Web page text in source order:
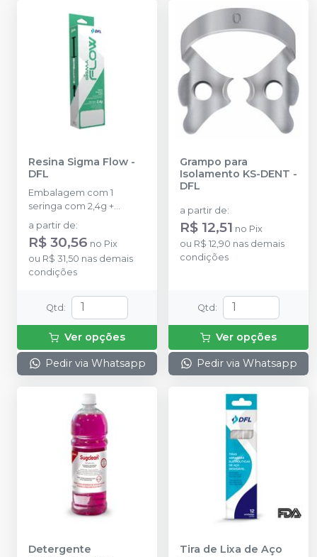
Resina Sigma Flow -
DFL
Embalagem com 1
seringa com 2,4g +
pontas aplicadoras.
a partir de:
R$ 30,56 no Pix
ou R$ 31,50 nas demais
condições
Qtd :
Ver opções
Pedir via Whatsapp
Grampo para
Isolamento KS-DENT -
DFL
a partir de:
R$ 12,51 no Pix
ou R$ 12,90 nas demais
condições
Qtd :
Ver opções
Pedir via Whatsapp
Detergente
Tira de Lixa de Aço